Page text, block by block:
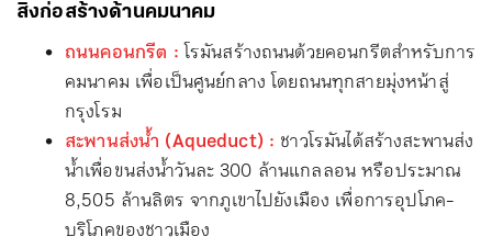
สิ่งก่อสร้างด้านคมนาคม
ถนนคอนกรีต :โรมันสร้างถนนด้วยคอนกรีตสำหรับการ
คมนาคม เพื่อเป็นศูนย์กลาง โดยถนนทุกสายมุ่งหน้าสู่
กรุงโรม
สะพานส่งน้ำ (Aqueduct) : ชาวโรมันได้สร้างสะพานส่ง
น้ำเพื่อขนส่งน้ำวันละ 300 ล้านแกลลอน หรือประมาณ
8,505 ล้านลิตร จากภูเขาไปยังเมือง เพื่อการอุปโภค-
บริโภคของชาวเมือง